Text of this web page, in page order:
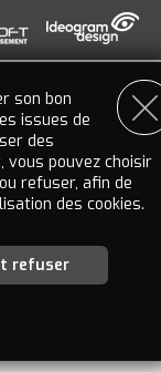
son bon
issues de
des
pouvez choisir
refuser, afin de
des cookies.
souhaitez
acceptez le
refuser